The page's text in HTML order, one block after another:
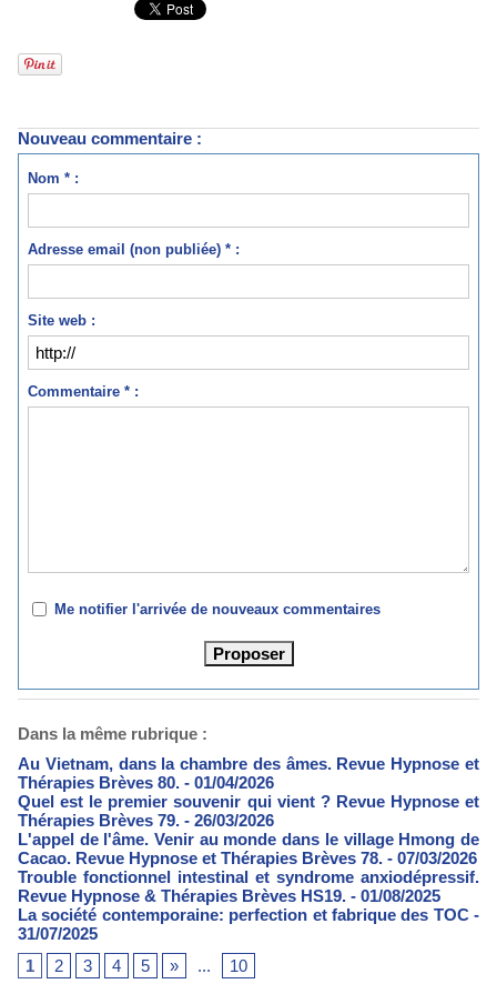
Nouveau commentaire :
Nom * :
Adresse email (non publiée) * :
Site web :
Commentaire * :
Me notifier l'arrivée de nouveaux commentaires
Dans la même rubrique :
Au Vietnam, dans la chambre des âmes. Revue Hypnose et
Thérapies Brèves 80. - 01/04/2026
Quel est le premier souvenir qui vient ? Revue Hypnose et
Thérapies Brèves 79. - 26/03/2026
L'appel de l'âme. Venir au monde dans le village Hmong de
Cacao. Revue Hypnose et Thérapies Brèves 78. - 07/03/2026
Trouble fonctionnel intestinal et syndrome anxiodépressif.
Revue Hypnose & Thérapies Brèves HS19. - 01/08/2025
La société contemporaine: perfection et fabrique des TOC -
31/07/2025
1
2 3 4 5 » ... 10